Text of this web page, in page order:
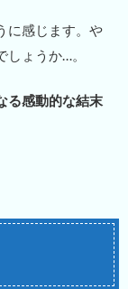
に感じます。や
ょうか…。
る感動的な結末